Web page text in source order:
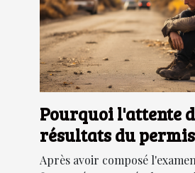
Pourquoi l'attente
résultats du
longue ?
Après avoir composé